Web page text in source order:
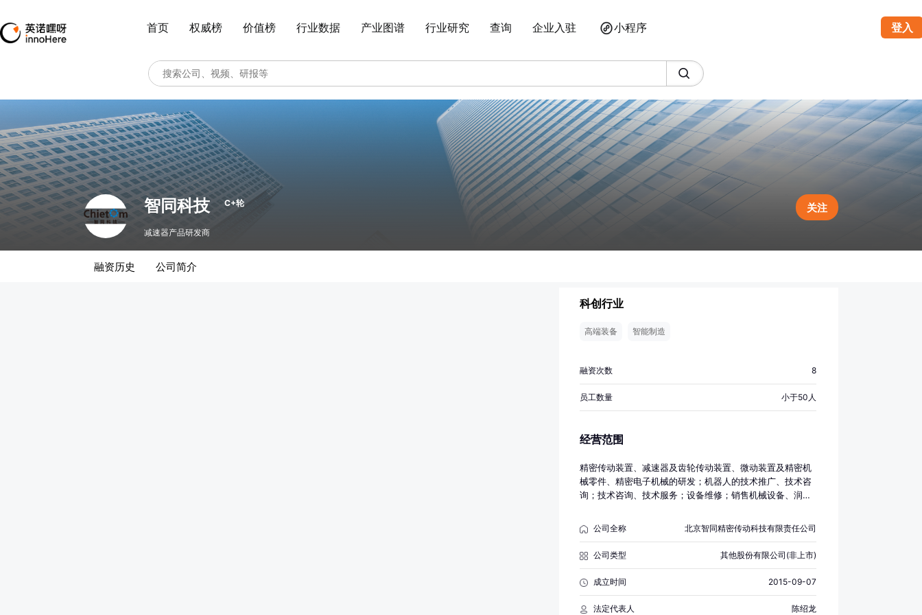
首页 权威榜 价值榜 行业数据 产业图谱 行业研究 查询 企业入驻 小程序 登入
智同科技 C+轮
减速器产品研发商
关注
融资历史 公司简介
科创行业
高端装备 智能制造
融资次数 8
员工数量 小于50人
经营范围
精密传动装置、减速器及齿轮传动装置、微动装置及精密机
械零件、精密电子机械的研发；机器人的技术推广、技术咨
询；技术咨询、技术服务；设备维修；销售机械设备、润滑
禁止公司经营进出口的商品和技术除外）；轴承、齿轮和传
动部件、工业机器人、特殊作业机器人制造。（市场主体依
法自主选择经营项目，开展经营活动；依法须经批准的项
目，经相关部门批准后依批准的内容开展经营活动；不得从
事国家和本市产业政策禁止和限制类项目的经营活动。）
公司全称 北京智同精密传动科技有限责任公司
公司类型 其他股份有限公司(非上市)
成立时间 2015-09-07
法定代表人 陈绍龙